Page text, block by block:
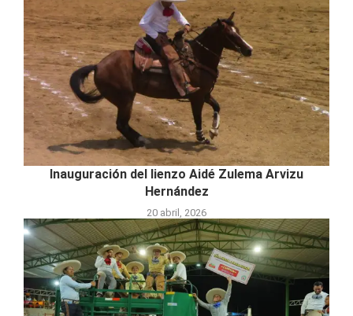
Inauguración del lienzo Aidé Zulema Arvizu
Hernández
20 abril, 2026